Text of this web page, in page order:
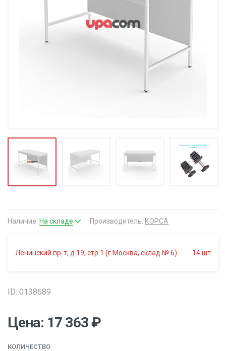
Наличие: На складе Производитель: КОРСА
Ленинский пр-т, д.19, стр.1 (г.Москва, склад № 6) 14шт
ID: 0138689
Цена: 17 363 ₽
КОЛИЧЕСТВО